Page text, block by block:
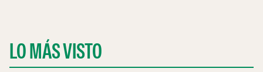
LO MÁS VISTO